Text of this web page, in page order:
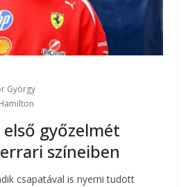
György
győzelmét
színeiben
csapatával is nyerni tudott